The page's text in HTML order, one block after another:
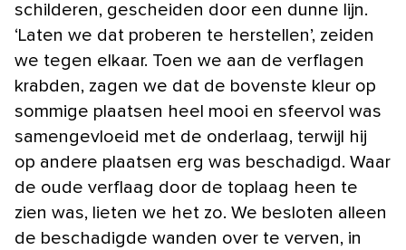
schilderen, gescheiden door een dunne lijn.
‘Laten we dat proberen te herstellen’, zeiden
we tegen elkaar. Toen we aan de verflagen
krabden, zagen we dat de bovenste kleur op
sommige plaatsen heel mooi en sfeervol was
samengevloeid met de onderlaag, terwijl hij
op andere plaatsen erg was beschadigd. Waar
de oude verflaag door de toplaag heen te
zien was, lieten we het zo. We besloten alleen
de beschadigde wanden over te verven, in